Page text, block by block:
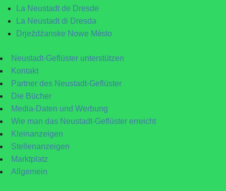
La Neustadt de Dresde
La Neustadt di Dresda
Drježdźanske Nowe Město
Neustadt-Geflüster unterstützen
Kontakt
Partner des Neustadt-Geflüster
Die Bücher
Media-Daten und Werbung
Wie man das Neustadt-Geflüster erreicht
Kleinanzeigen
Stellenanzeigen
Marktplatz
Allgemein